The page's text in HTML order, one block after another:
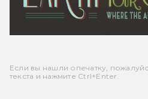
Если вы нашли опечатку,
текста и нажмите Ctrl+Enter.